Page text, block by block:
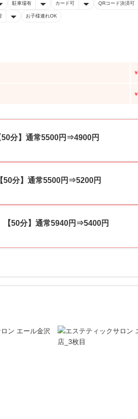
駐車場有 カード可 QRコード決済可
お子様連れOK
￥
￥
分】通常5500円⇒4900円
50分】通常5500円⇒5200円
【50分】通常5940円⇒5400円